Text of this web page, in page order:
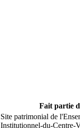
Fait partie
Site patrimonial de
Institutionnel-du-Centre-